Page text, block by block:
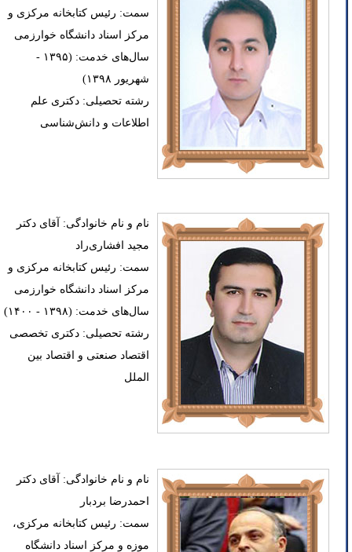
سمت: رئیس کتابخانه مرکزی و
مرکز اسناد دانشگاه خوارزمی
سال‌های خدمت: (۱۳۹۵ -
شهریور ۱۳۹۸)
رشته تحصیلی: دکتری علم
اطلاعات و دانش‌شناسی
نام و نام خانوادگی: آقای دکتر
مجید افشاری‌راد
سمت: رئیس کتابخانه مرکزی و
مرکز اسناد دانشگاه خوارزمی
سال‌های خدمت: (۱۳۹۸ - ۱۴۰۰)
رشته تحصیلی: دکتری تخصصی
اقتصاد صنعتی و اقتصاد بین
الملل
نام و نام خانوادگی: آقای دکتر
احمدرضا بردبار
سمت: رئیس کتابخانه مرکزی،
موزه و مرکز اسناد دانشگاه